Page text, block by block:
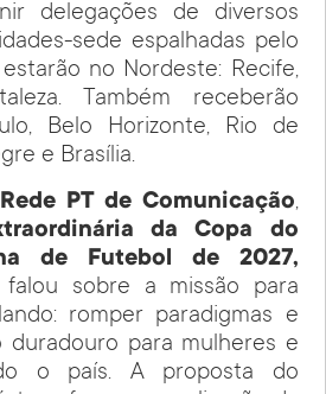
delegações de diversos
sede espalhadas pelo
no Nordeste: Recife,
Também receberão
Belo Horizonte, Rio de
e Brasília.
Rede PT de Comunicação,
da Copa do
de Futebol de 2027,
falou sobre a missão para
romper paradigmas e
duradouro para mulheres e
o país. A proposta do